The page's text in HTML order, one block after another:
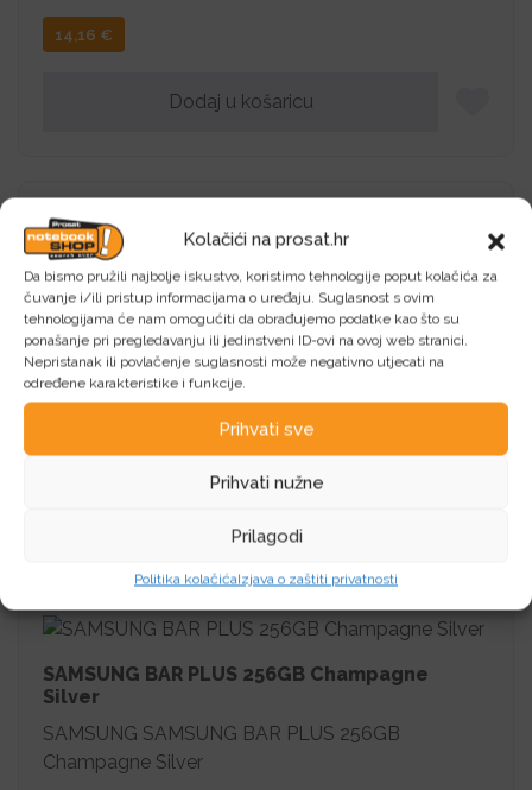
Kolačići na prosat.hr
Da bismo pružili najbolje iskustvo, koristimo tehnologije poput kolačića za
čuvanje i/ili pristup informacijama o uređaju. Suglasnost s ovim
tehnologijama će nam omogućiti da obrađujemo podatke kao što su
ponašanje pri pregledavanju ili jedinstveni ID-ovi na ovoj web stranici.
Nepristanak ili povlačenje suglasnosti može negativno utjecati na
određene karakteristike i funkcije.
Prihvati sve
Prihvati nužne
Prilagodi
Politika kolačićaIzjava o zaštiti privatnosti
14,16 €
Dodaj u košaricu
Crucial 16GB DDR4-3200 SODIMM CL22
(8Gbit/16Gbit)
CRUCIAL Crucial 16GB DDR4-3200 SODIMM CL22
(8Gbit/16Gbit)
SAMSUNG BAR PLUS 256GB Champagne
Silver
SAMSUNG SAMSUNG BAR PLUS 256GB
Champagne Silver